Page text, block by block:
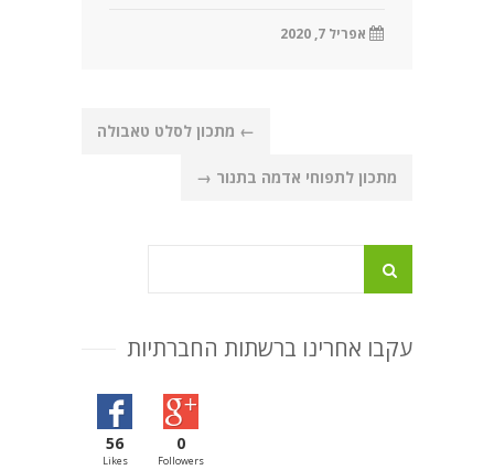
אפריל 7, 2020
navigation
← מתכון לסלט טאבולה
מתכון לתפוחי אדמה בתנור →
עקבו אחרינו ברשתות החברתיות
56
Likes
0
Followers